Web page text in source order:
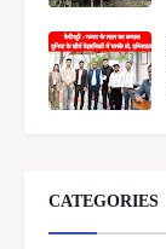
CATEGORIES